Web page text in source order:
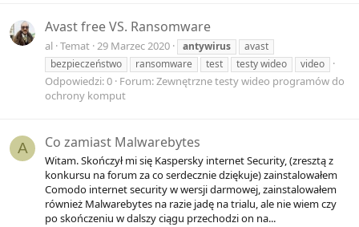
Avast free VS. Ransomware
al Temat 29 Marzec 2020 antywirus
avast
bezpieczeństwo
ransomware test testy wideo video
Odpowiedzi: 0 Forum:Zewnętrzne testy wideo programów do
ochrony komput
A Co zamiast Malwarebytes
Witam. Skończył mi się Kaspersky internet Security, (zresztą z
konkursu na forum za co serdecznie dziękuje) zainstalowałem
Comodo internet security w wersji darmowej, zainstalowałem
również Malwarebytes na razie jadę na trialu, ale nie wiem czy
po skończeniu w dalszy ciągu przechodzi on na...